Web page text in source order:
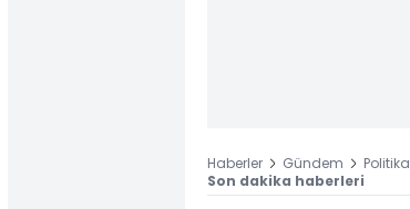
Haberler Gündem Politika
Son dakika haberleri